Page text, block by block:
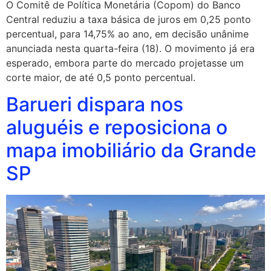
O Comitê de Política Monetária (Copom) do Banco
Central reduziu a taxa básica de juros em 0,25 ponto
percentual, para 14,75% ao ano, em decisão unânime
anunciada nesta quarta-feira (18). O movimento já era
esperado, embora parte do mercado projetasse um
corte maior, de até 0,5 ponto percentual.
Barueri dispara nos
aluguéis e reposiciona o
mapa imobiliário da Grande
SP